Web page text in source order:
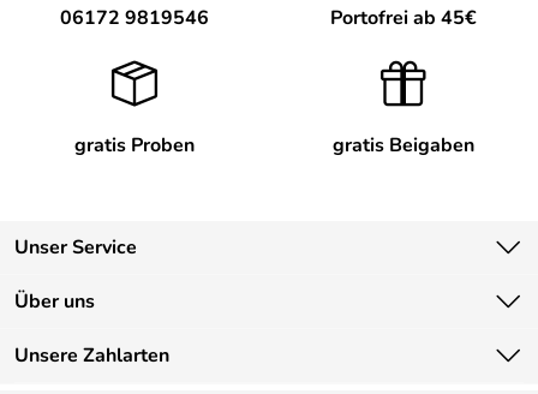
06172 9819546 Portofrei ab 45€
gratis Proben gratis Beigaben
Unser Service
Kontakt
Lieferbedingungen
Über uns
Unsere Bestseller
Unsere Zahlarten